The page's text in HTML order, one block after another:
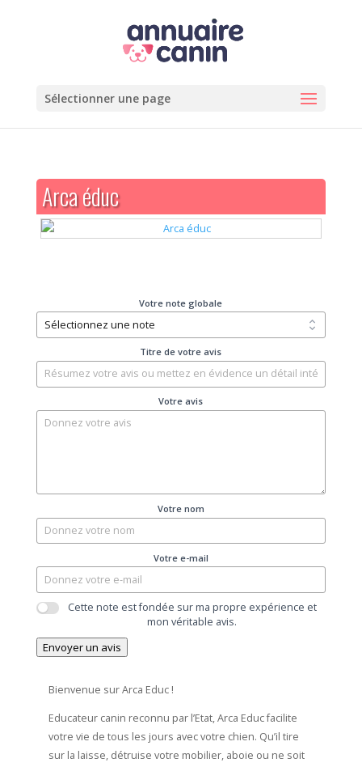
Sélectionner une page
Arca éduc
Votre note globale
Titre de votre avis
Votre avis
Votre nom
Votre e-mail
Cette note est fondée sur ma propre expérience et
mon véritable avis.
Envoyer un avis
Bienvenue sur Arca Educ !
Educateur canin reconnu par l’Etat, Arca Educ facilite
votre vie de tous les jours avec votre chien. Qu’il tire
sur la laisse, détruise votre mobilier, aboie ou ne soit